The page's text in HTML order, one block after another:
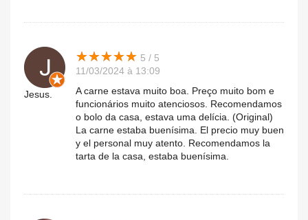
Jesus.
★★★★★
★★★★★ 5 / 5
11/03/2024 à 13:09
A carne estava muito boa. Preço muito bom e
funcionários muito atenciosos. Recomendamos
o bolo da casa, estava uma delícia. (Original)
La carne estaba buenísima. El precio muy buen
y el personal muy atento. Recomendamos la
tarta de la casa, estaba buenísima.